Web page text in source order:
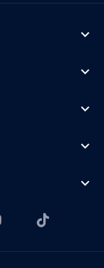
expand_more
expand_more
expand_more
expand_more
expand_more